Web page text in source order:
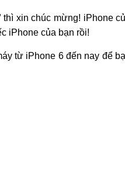
thì xin chúc mừng! iPhone
iPhone của bạn rồi!
từ iPhone 6 đến nay để